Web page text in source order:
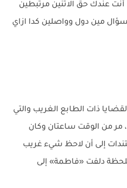
عندك حق الاتنين مرتبطين
مين دول وواصلين كدا ازاي
ذات الطابع الغريب والتي
مر من الوقت ساعتان وكان
إلى أن لاحظ شيء غريب
دلفت «فاطمة» إلى